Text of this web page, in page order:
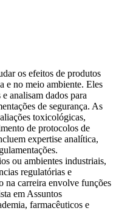
os efeitos de produtos
e no meio ambiente. Eles
analisam dados para
de segurança. As
toxicológicas,
de protocolos de
expertise analítica,
ou ambientes industriais,
regulatórias e
na carreira envolve funções
em Assuntos
farmacêuticos e